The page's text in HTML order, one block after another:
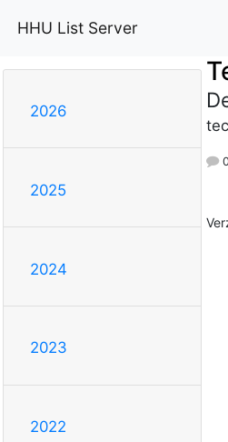
HHU List Server
2026
2025
2024
2023
2022
0